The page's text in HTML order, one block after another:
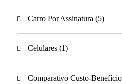
Carro Por Assinatura (5)
Celulares (1)
Comparativo Custo-Benefício